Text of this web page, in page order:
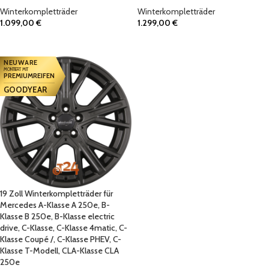
Winterkompletträder
1.099,00€
Winterkompletträder
1.299,00€
NEUWARE
MONTIERT MIT
PREMIUMREIFEN
GOODYEAR
19 Zoll Winterkompletträder für
Mercedes A-Klasse A 250e, B-
Klasse B 250e, B-Klasse electric
drive, C-Klasse, C-Klasse 4matic, C-
Klasse Coupé /, C-Klasse PHEV, C-
Klasse T-Modell, CLA-Klasse CLA
250e